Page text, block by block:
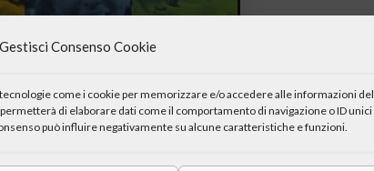
Gestisci Consenso Cookie
come i cookie per memorizzare e/o accedere alle informazioni del
di elaborare dati come il comportamento di navigazione o ID unici
può influire negativamente su alcune caratteristiche e funzioni.